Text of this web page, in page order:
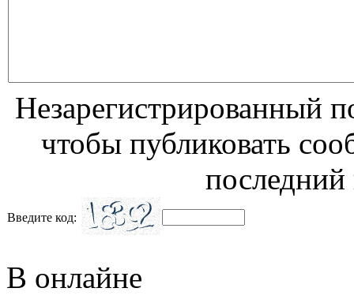
Незарегистрированный
чтобы публиковать
Введите код:
В онлайне